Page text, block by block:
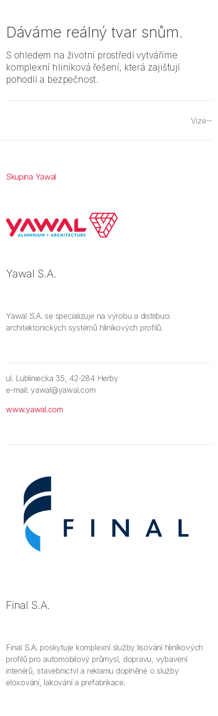
Dáváme reálný tvar snům.
S ohledem na životní prostředí vytváříme
komplexní hliníková řešení, která zajišťují
pohodlí a bezpečnost.
Vize
Skupina Yawal
Yawal S.A.
Yawal S.A. se specializuje na výrobu a distribuci
architektonických systémů hliníkových profilů.
ul. Lubliniecka 35, 42-284 Herby
e-mail: yawal@yawal.com
www.yawal.com
Final S.A.
Final S.A. poskytuje komplexní služby lisování hliníkových
profilů pro automobilový průmysl, dopravu, vybavení
interiérů, stavebnictví a reklamu doplněné o služby
eloxování, lakování a prefabrikace.